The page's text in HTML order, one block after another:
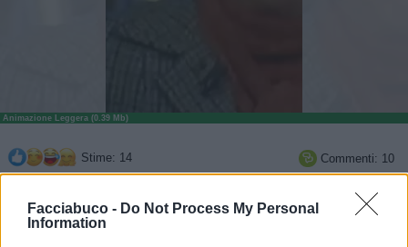
Facciabuco - Do Not Process My Personal
Information
Animazione Leggera (0.39 Mb)
Stime: 14  Commenti: 10
Ti stimo fratello